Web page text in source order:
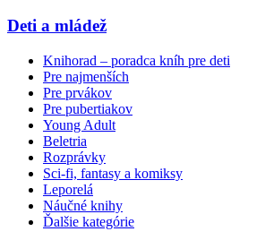
Deti a mládež
Knihorad – poradca kníh pre deti
Pre najmenších
Pre prvákov
Pre pubertiakov
Young Adult
Beletria
Rozprávky
Sci-fi, fantasy a komiksy
Leporelá
Náučné knihy
Ďalšie kategórie